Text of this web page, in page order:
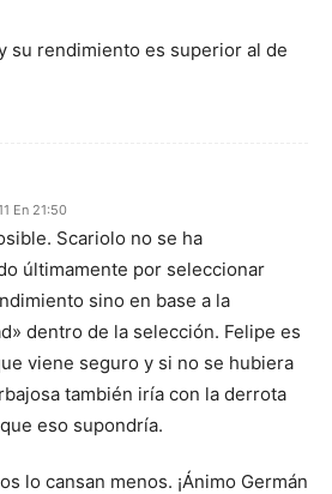
su rendimiento es superior al de
En 21:50
Scariolo no se ha
últimamente por seleccionar
sino en base a la
dentro de la selección. Felipe es
viene seguro y si no se hubiera
también iría con la derrota
eso supondría.
lo cansan menos. ¡Ánimo Germán